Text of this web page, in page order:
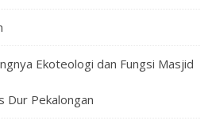
Ekoteologi dan Fungsi Masjid
Dur Pekalongan